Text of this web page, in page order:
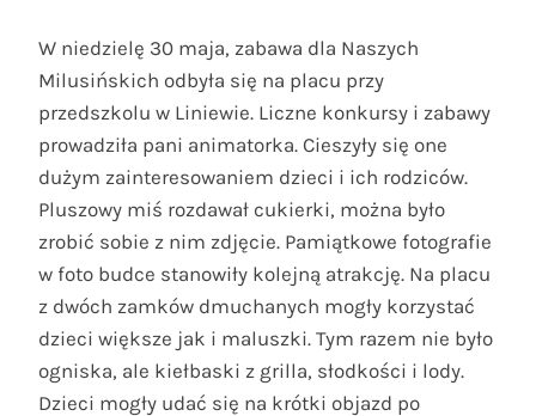
W niedzielę 30 maja, zabawa dla Naszych
Milusińskich odbyła się na placu przy
przedszkolu w Liniewie. Liczne konkursy i zabawy
prowadziła pani animatorka. Cieszyły się one
dużym zainteresowaniem dzieci i ich rodziców.
Pluszowy miś rozdawał cukierki, można było
zrobić sobie z nim zdjęcie. Pamiątkowe fotografie
w foto budce stanowiły kolejną atrakcję. Na placu
z dwóch zamków dmuchanych mogły korzystać
dzieci większe jak i maluszki. Tym razem nie było
ogniska, ale kiełbaski z grilla, słodkości i lody.
Dzieci mogły udać się na krótki objazd po